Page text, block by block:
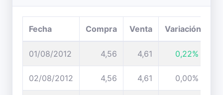
Fecha Compra Venta Variación
01/08/2012 4,56 4,61 0,22%
02/08/2012 4,56 4,61 0,00%